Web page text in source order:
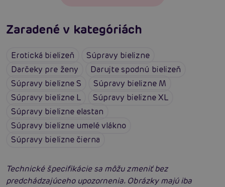
Zaradené v kategóriách
Erotická bielizeň
Súpravy bielizne
Darčeky pre ženy
Darujte spodnú bielizeň
Súpravy bielizne S
Súpravy bielizne M
Súpravy bielizne L
Súpravy bielizne XL
Súpravy bielizne elastan
Súpravy bielizne umelé vlákno
Súpravy bielizne čierna
Technické špecifikácie sa môžu zmeniť bez
predchádzajúceho upozornenia. Obrázky majú iba